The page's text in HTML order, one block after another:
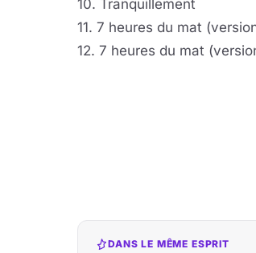
10. Tranquillement
11. 7 heures du mat
12. 7 heures du mat
DANS LE MÊME ESPRIT